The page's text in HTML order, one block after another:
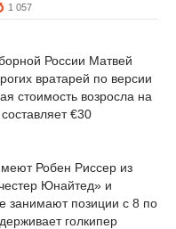
1 057
России Матвей
вратарей по версии
стоимость возросла на
€30
Робен Риссер из
Юнайтед» и
занимают позиции с 8 по
голкипер